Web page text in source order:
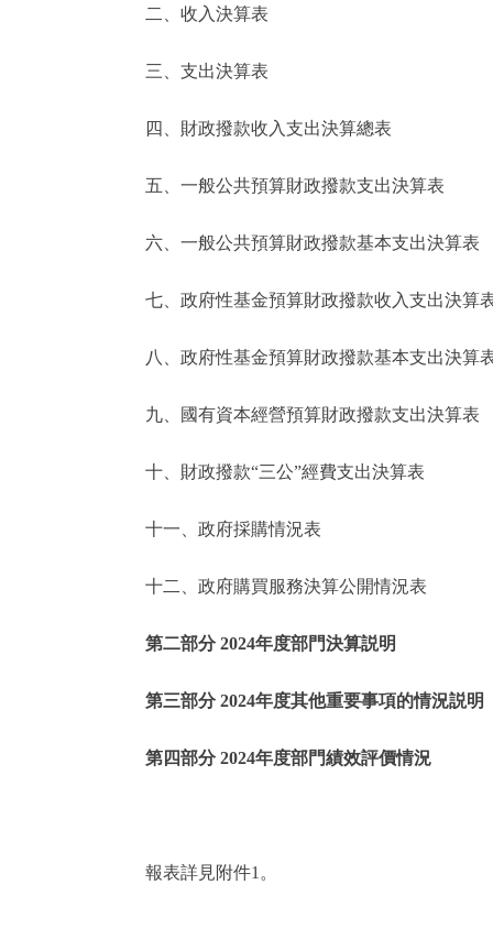
便民服務
仲介服務
政民互動
12345網上接訴即辦
參與調查
走進北京
北京概況
綠色北京
ENGLISH
二、收入決算表
三、支出決算表
四、財政撥款收入支出決算總表
五、一般公共預算財政撥款支出決算表
六、一般公共預算財政撥款基本支出決算表
七、政府性基金預算財政撥款收入支出決算
八、政府性基金預算財政撥款基本支出決算
九、國有資本經營預算財政撥款支出決算表
十、財政撥款“三公”經費支出決算表
十一、政府採購情況表
十二、政府購買服務決算公開情況表
第二部分 2024年度部門決算説明
第三部分 2024年度其他重要事項的情況説明
第四部分 2024年度部門績效評價情況
報表詳見附件1。